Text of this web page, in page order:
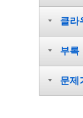
클라
부록
문제